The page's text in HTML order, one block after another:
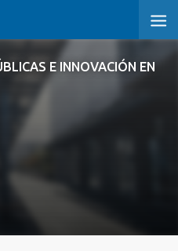
E INNOVACIÓN EN
E